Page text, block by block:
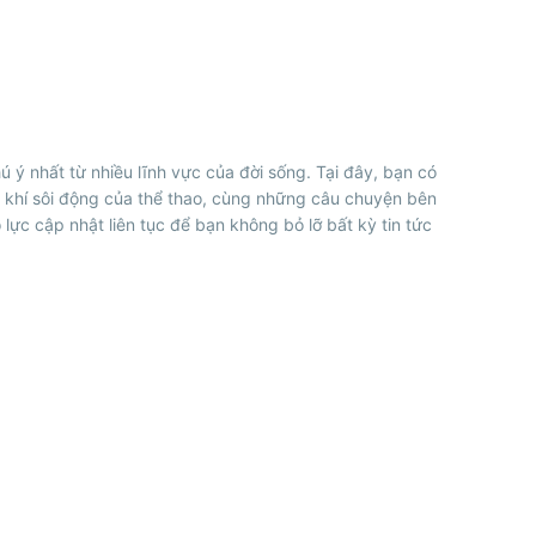
ý nhất từ nhiều lĩnh vực của đời sống. Tại đây, bạn có
sôi động của thể thao, cùng những câu chuyện bên
cập nhật liên tục để bạn không bỏ lỡ bất kỳ tin tức